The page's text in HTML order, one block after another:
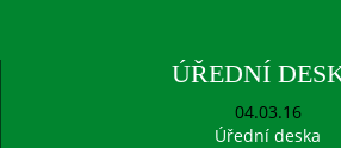
ÚŘEDNÍ
04.03.16
Úřední deska